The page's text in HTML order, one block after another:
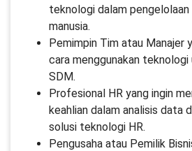
teknologi dalam pengelolaan
manusia.
Pemimpin Tim atau Manajer
cara menggunakan
SDM.
Profesional HR yang ingin
keahlian dalam analisis data
solusi teknologi HR.
Pengusaha atau Pemilik